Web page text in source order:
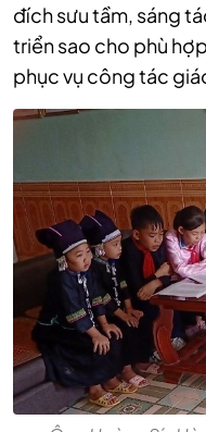
đích sưu tầm, sáng
triển sao cho phù
phục vụ công tác